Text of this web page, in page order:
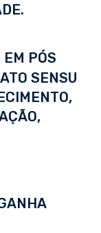
PÓS
SENSU